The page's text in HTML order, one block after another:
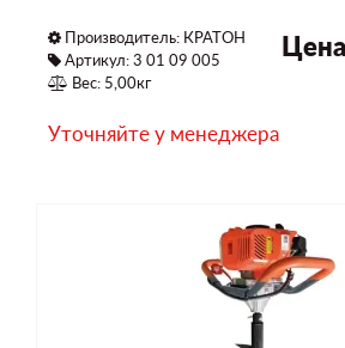
Производитель: КРАТОН
Артикул: 3 01 09 005
Вес: 5,00кг
Уточняйте у менеджера